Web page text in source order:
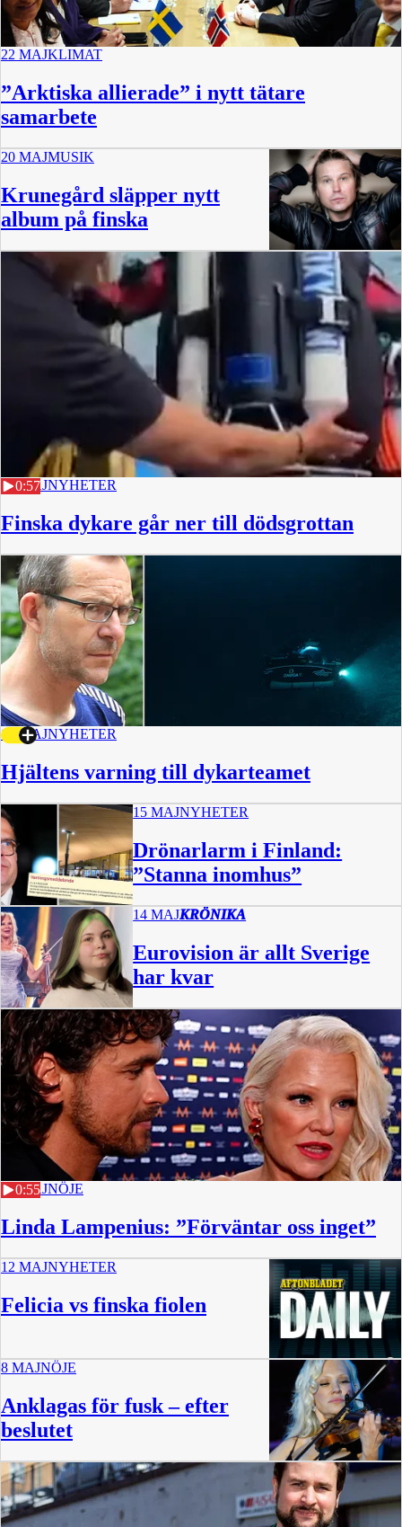
22 MAJKLIMAT
”Arktiska allierade” i nytt tätare
samarbete
20 MAJMUSIK
Krunegård släpper nytt
album på finska
0:57
19 MAJNYHETER
Finska dykare går ner till dödsgrottan
18 MAJNYHETER
Hjältens varning till dykarteamet
15 MAJNYHETER
Drönarlarm i Finland:
”Stanna inomhus”
14 MAJKRÖNIKA
Eurovision är allt Sverige
har kvar
0:55
12 MAJNÖJE
Linda Lampenius: ”Förväntar oss inget”
12 MAJNYHETER
Felicia vs finska fiolen
15 min
8 MAJNÖJE
Anklagas för fusk – efter
beslutet
60 min